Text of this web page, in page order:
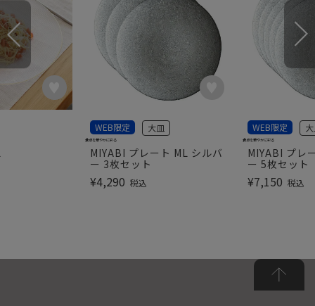
MIYABI プレート ML シルバ
ー 3枚セット
WEB限定 大皿
¥4,290 税込
食卓を華やかに彩る
MIYABI プレ
ー 5枚セット
WEB限定
¥7,150 税込
食卓を華やかに彩る